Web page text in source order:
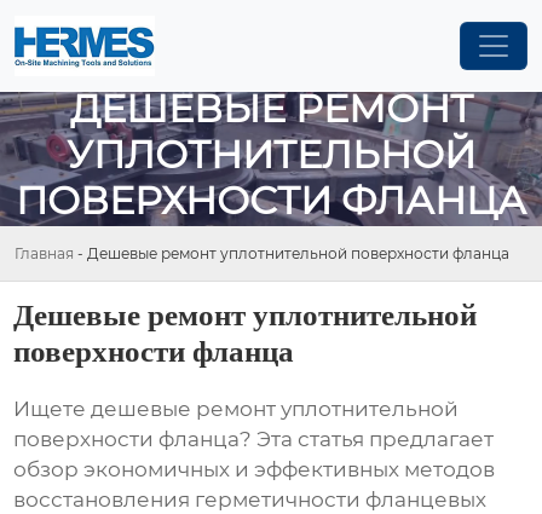
ДЕШЕВЫЕ РЕМОНТ
УПЛОТНИТЕЛЬНОЙ
ПОВЕРХНОСТИ ФЛАНЦА
Главная - Дешевые ремонт уплотнительной поверхности фланца
Дешевые ремонт уплотнительной
поверхности фланца
Ищетедешевые ремонт уплотнительной
поверхности фланца? Эта статья предлагает
обзор экономичных и эффективных методов
восстановления герметичности фланцевых